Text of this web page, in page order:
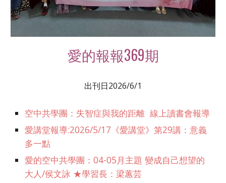
愛的報報369期
出刊日2026/6/1
空中共學團：失智症與我的距離 線上讀書會報導
愛講堂報導:2026/5/17《愛講堂》第29講：意義
多一點
愛的空中共學團：04-05月主題 變成自己想望的
大人/侯文詠 ★學習長：梁蕙芸